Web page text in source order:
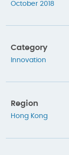
October 2018
Category
Innovation
Region
Hong Kong